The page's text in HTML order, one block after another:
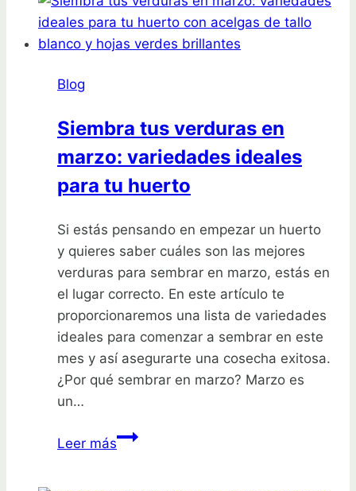
consejos
para
cultivar
Blog
Siembra tus verduras en
marzo: variedades ideales
para tu huerto
Si estás pensando en empezar un huerto
y quieres saber cuáles son las mejores
verduras para sembrar en marzo, estás en
el lugar correcto. En este artículo te
proporcionaremos una lista de variedades
ideales para comenzar a sembrar en este
mes y así asegurarte una cosecha exitosa.
¿Por qué sembrar en marzo? Marzo es
un…
Leer másSiembra